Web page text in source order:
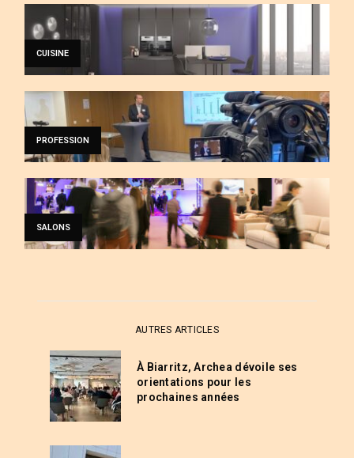
CUISINE
PROFESSION
SALONS
AUTRES ARTICLES
À Biarritz, Archea dévoile ses
orientations pour les
prochaines années